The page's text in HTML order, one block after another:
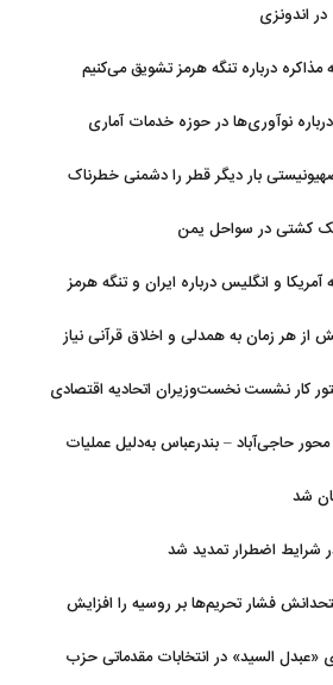
درباره تنگه هرمز تشویق می‌کنیم
نوآوری‌ها در حوزه خدمات آماری
بار دیگر قطر را دشمنی خطرناک
یک کشتی در سواحل یمن
و انگلیس درباره ایران و تنگه هرمز
از هر زمان به همدلی و اخلاق قرآنی نیاز
کار نشست نخست‌وزیران اتحادیه اقتصادی
حاجی‌آباد – بندرعباس به‌دلیل عملیات
شد
شرایط اضطرار تمدید شد
فشار تحریم‌ها بر روسیه را افزایش
«عبدل السید» در انتخابات مقدماتی حزب